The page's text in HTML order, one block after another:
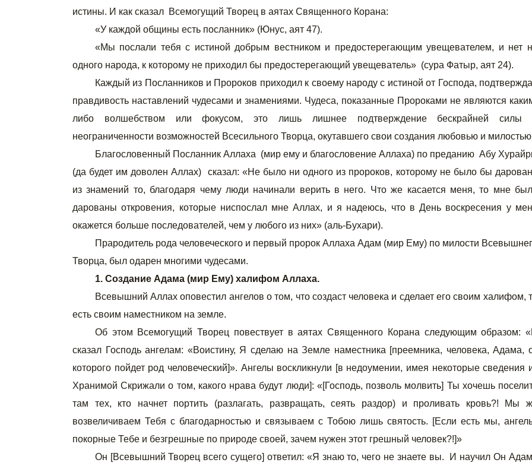
истины. И как сказал Всемогущий Творец в аятах Священного Корана:
«У каждой общины есть посланник» (Юнус, аят 47).
«Мы послали тебя с истиной добрым вестником и предостерегающим увещевателем, и нет
одного народа, к которому не приходил бы предостерегающий увещеватель» (сура Фатыр, аят 24).
Каждый из Посланников и Пророков приходил к своему народу с истиной от Господа,
правдивость наставлений чудесами и знамениями. Чудеса, показанные Пророками не являются
либо волшебством или фокусом, это лишь лишнее подтверждение бескрайней силы
неограниченности возможностей Всесильного Творца, окутавшего свои создания любовью и
Благословенный Посланник Аллаха (мир ему и благословение Аллаха) по преданию Абу
(да будет им доволен Аллах) сказал: «Не было ни одного из пророков, которому не было бы
из знамений то, благодаря чему люди начинали верить в него. Что же касается меня, то мне
дарованы откровения, которые ниспослал мне Аллах, и я надеюсь, что в День воскресения у
окажется больше последователей, чем у любого из них» (аль-Бухари).
Прародитель рода человеческого и первый пророк Аллаха Адам (мир Ему) по милости
Творца, был одарен многими чудесами.
1. Создание Адама (мир Ему) халифом Аллаха.
Всевышний Аллах оповестил ангелов о том, что создаст человека и сделает его своим халифом,
есть своим наместником на земле.
Об этом Всемогущий Творец повествует в аятах Священного Корана следующим образом:
сказал Господь ангелам: «Воистину, Я сделаю на Земле наместника [преемника, человека, Адама,
которого пойдет род человеческий]». Ангелы воскликнули [в недоумении, имея некоторые сведения
Хранимой Скрижали о том, какого нрава будут люди]: «[Господь, позволь молвить] Ты хочешь
там тех, кто начнет портить (разлагать, развращать, сеять раздор) и проливать кровь?! Мы
возвеличиваем Тебя с благодарностью и связываем с Тобою лишь святость. [Если есть мы,
покорные Тебе и безгрешные по природе своей, зачем нужен этот грешный человек?!]»
Он [Всевышний Творец всего сущего] ответил: «Я знаю то, чего не знаете вы. И научил Он